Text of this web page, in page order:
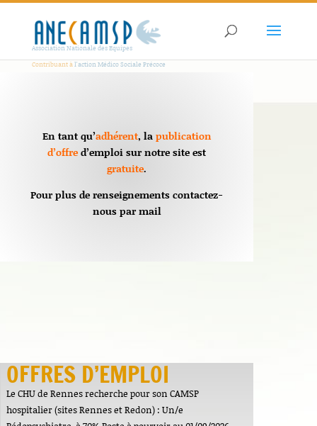
Association Nationale des Equipes
Contribuant àl'action Médico Sociale Précoce
En tant qu’adhérent, lapublication
d’offred’emploi sur notre site est
gratuite.
Pour plus de renseignements contactez-
nous par mail
OFFRES D’EMPLOI
Le CHU de Rennes recherche pour son CAMSP
hospitalier (sites Rennes et Redon) : Un/e